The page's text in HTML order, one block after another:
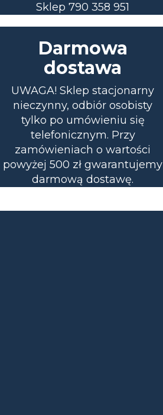
Sklep 790 358 951
Darmowa
dostawa
UWAGA! Sklep stacjonarny
nieczynny, odbiór osobisty
tylko po umówieniu się
telefonicznym. Przy
zamówieniach o wartości
powyżej 500 zł gwarantujemy
darmową dostawę.